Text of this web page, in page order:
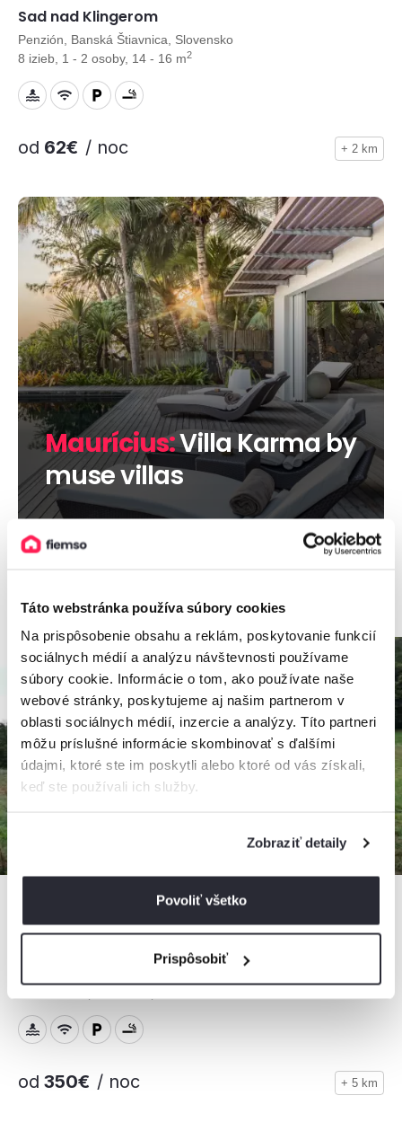
Táto webstránka používa súbory cookies
Na prispôsobenie obsahu a reklám, poskytovanie funkcií
sociálnych médií a analýzu návštevnosti používame
súbory cookie. Informácie o tom, ako používate naše
webové stránky, poskytujeme aj našim partnerom v
oblasti sociálnych médií, inzercie a analýzy. Títo partneri
môžu príslušné informácie skombinovať s ďalšími
údajmi, ktoré ste im poskytli alebo ktoré od vás získali,
keď ste používali ich služby.
Zobraziť detaily
Povoliť všetko
Prispôsobiť
Sad nad Klingerom
Penzión, Banská Štiavnica, Slovensko
8 izieb, 1 - 2 osoby, 14 - 16 m2
od 62€ / noc + 2 km
Maurícius:Villa Karma by
muse villas
Chalupa pod lesom
od 350€ / noc + 5 km